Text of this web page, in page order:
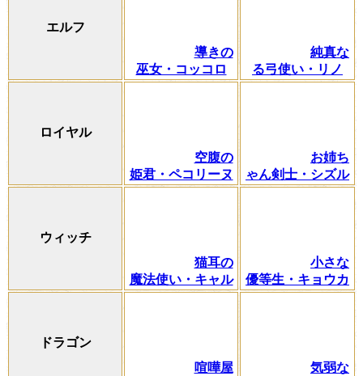
エルフ
導きの
巫女・コッコロ
純真な
る弓使い・リノ
ロイヤル
空腹の
姫君・ペコリーヌ
お姉ち
ゃん剣士・シズル
ウィッチ
猫耳の
魔法使い・キャル
小さな
優等生・キョウカ
ドラゴン
喧嘩屋
気弱な